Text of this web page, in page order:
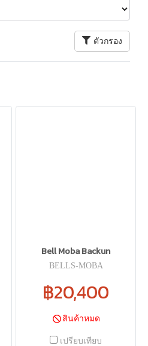
ตัวกรอง
Bell Moba Backun
BELLS-MOBA
฿20,400
สินค้าหมด
เปรียบเทียบ